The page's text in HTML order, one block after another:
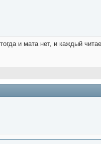
и мата нет, и каждый